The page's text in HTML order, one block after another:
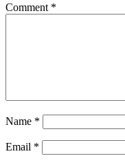
Comment *
Name *
Email *